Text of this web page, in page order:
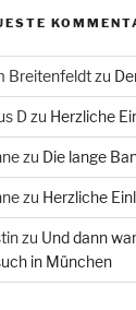
Breitenfeldtzu
Dzu Herzliche
zu Die lange
zu Herzliche
zu Und dann
in München